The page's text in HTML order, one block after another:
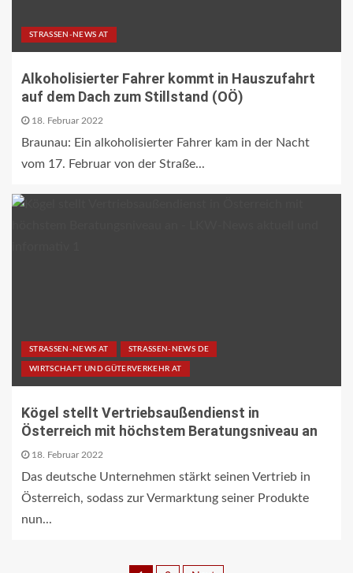
STRASSEN-NEWS AT
Alkoholisierter Fahrer kommt in Hauszufahrt
auf dem Dach zum Stillstand (OÖ)
18. Februar 2022
Braunau: Ein alkoholisierter Fahrer kam in der Nacht
vom 17. Februar von der Straße...
STRASSEN-NEWS AT STRASSEN-NEWS DE
WIRTSCHAFT UND GÜTERVERKEHR AT
Kögel stellt Vertriebsaußendienst in
Österreich mit höchstem Beratungsniveau an
18. Februar 2022
Das deutsche Unternehmen stärkt seinen Vertrieb in
Österreich, sodass zur Vermarktung seiner Produkte
nun...